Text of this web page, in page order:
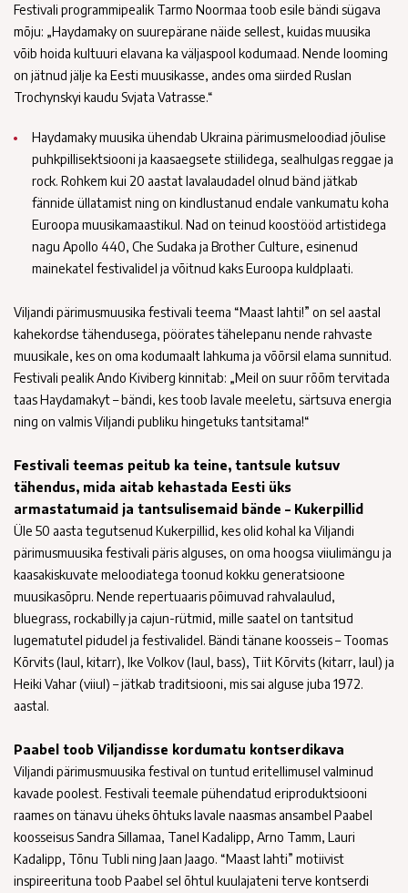
Festivali programmipealik Tarmo Noormaa toob esile bändi sügava
mõju: „Haydamaky on suurepärane näide sellest, kuidas muusika
võib hoida kultuuri elavana ka väljaspool kodumaad. Nende looming
on jätnud jälje ka Eesti muusikasse, andes oma siirded Ruslan
Trochynskyi kaudu Svjata Vatrasse.“
Haydamaky muusika ühendab Ukraina pärimusmeloodiad jõulise
puhkpillisektsiooni ja kaasaegsete stiilidega, sealhulgas reggae ja
rock. Rohkem kui 20 aastat lavalaudadel olnud bänd jätkab
fännide üllatamist ning on kindlustanud endale vankumatu koha
Euroopa muusikamaastikul. Nad on teinud koostööd artistidega
nagu Apollo 440, Che Sudaka ja Brother Culture, esinenud
mainekatel festivalidel ja võitnud kaks Euroopa kuldplaati.
Viljandi pärimusmuusika festivali teema “Maast lahti!” on sel aastal
kahekordse tähendusega, pöörates tähelepanu nende rahvaste
muusikale, kes on oma kodumaalt lahkuma ja võõrsil elama sunnitud.
Festivali pealik Ando Kiviberg kinnitab: „Meil on suur rõõm tervitada
taas Haydamakyt – bändi, kes toob lavale meeletu, särtsuva energia
ning on valmis Viljandi publiku hingetuks tantsitama!“
Festivali teemas peitub ka teine, tantsule kutsuv
tähendus, mida aitab kehastada Eesti üks
armastatumaid ja tantsulisemaid bände – Kukerpillid
Üle 50 aasta tegutsenud Kukerpillid, kes olid kohal ka Viljandi
pärimusmuusika festivali päris alguses, on oma hoogsa viiulimängu ja
kaasakiskuvate meloodiatega toonud kokku generatsioone
muusikasõpru. Nende repertuaaris põimuvad rahvalaulud,
bluegrass, rockabilly ja cajun-rütmid, mille saatel on tantsitud
lugematutel pidudel ja festivalidel. Bändi tänane koosseis – Toomas
Kõrvits (laul, kitarr), Ike Volkov (laul, bass), Tiit Kõrvits (kitarr, laul) ja
Heiki Vahar (viiul) – jätkab traditsiooni, mis sai alguse juba 1972.
aastal.
Paabel toob Viljandisse kordumatu kontserdikava
Viljandi pärimusmuusika festival on tuntud eritellimusel valminud
kavade poolest. Festivali teemale pühendatud eriproduktsiooni
raames on tänavu üheks õhtuks lavale naasmas ansambel Paabel
koosseisus Sandra Sillamaa, Tanel Kadalipp, Arno Tamm, Lauri
Kadalipp, Tõnu Tubli ning Jaan Jaago. “Maast lahti” motiivist
inspireerituna toob Paabel sel õhtul kuulajateni terve kontserdi